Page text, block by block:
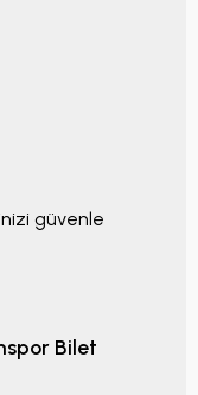
güvenle
Bilet